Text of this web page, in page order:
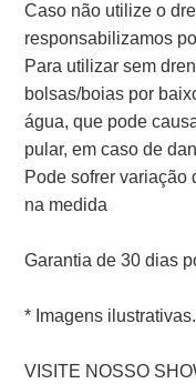
Caso não utilize o
responsabilizamos
Para utilizar sem
bolsas/boias por
água, que pode
pular, em caso de
Pode sofrer variação
na medida
Garantia de 30 dias
* Imagens ilustrativas.
VISITE NOSSO